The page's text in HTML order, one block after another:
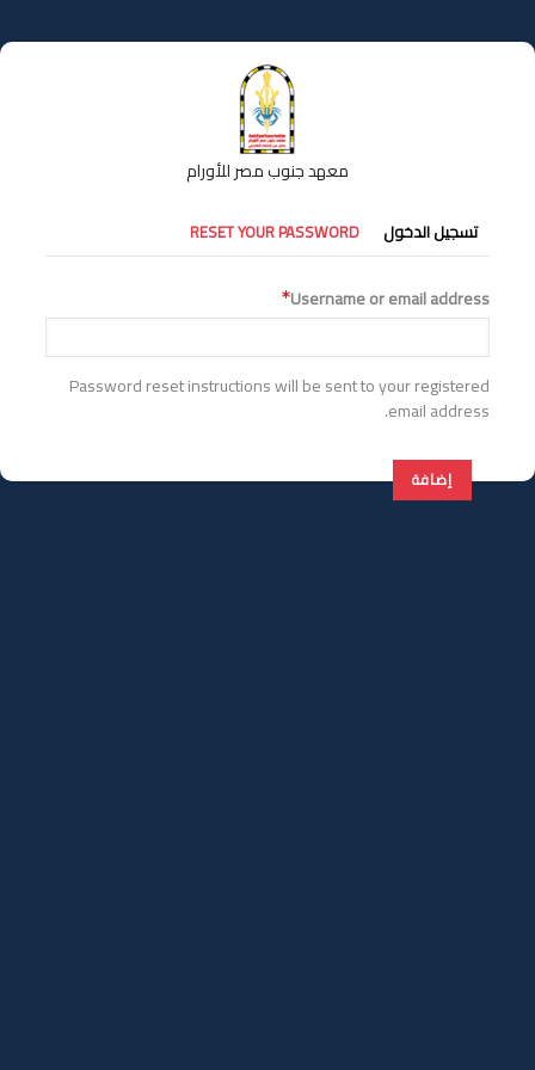
إلى
المحتوى
معهد جنوب مصر للأورام
التبويبات
الأساسية
تسجيل الدخول RESET YOUR PASSWORD
Username or email address
Password reset instructions will be sent to your registered
email address.